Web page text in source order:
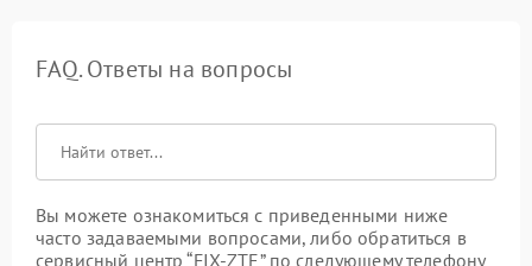
FAQ. Ответы на вопросы
Вы можете ознакомиться с приведенными ниже
часто задаваемыми вопросами, либо обратиться в
сервисный центр “FIX-ZTE” по следующему телефону